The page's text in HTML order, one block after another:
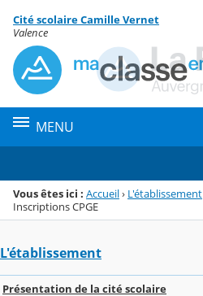
Menu de la rubrique
Contenu
Cité scolaire Camille Vernet
Valence
MENU
Vous êtes ici : Accueil› L'établissement
Inscriptions CPGE
L'établissement
Présentation de la cité scolaire